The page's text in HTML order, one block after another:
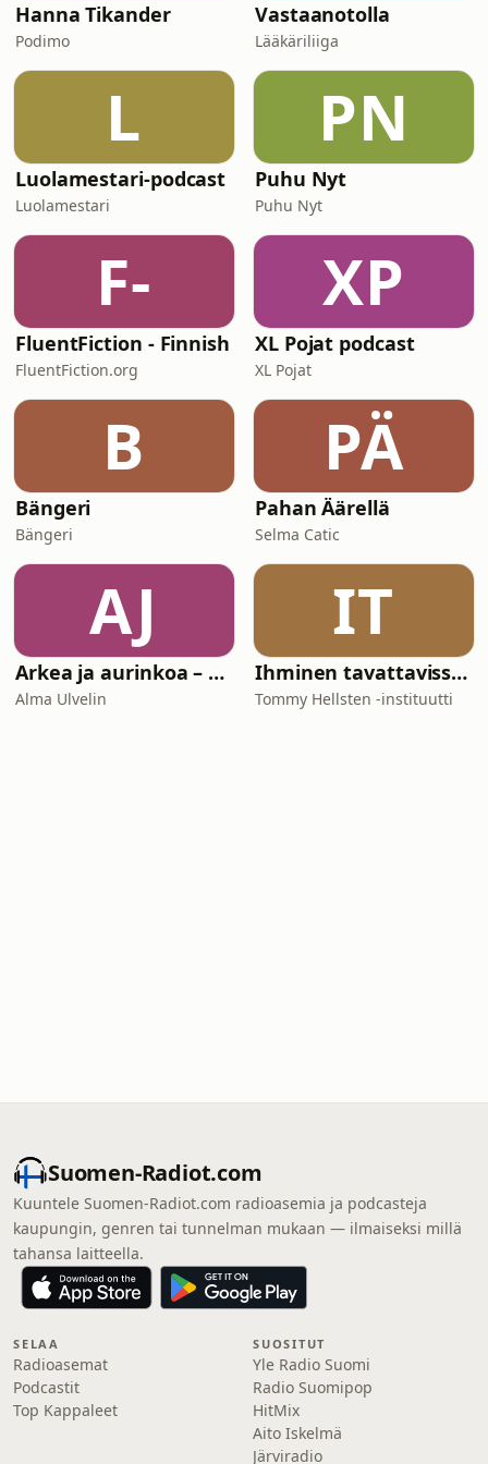
Hanna Tikander
Podimo
Vastaanotolla
Lääkäriliiga
L
Luolamestari-podcast
Luolamestari
PN
Puhu Nyt
Puhu Nyt
F-
FluentFiction - Finnish
FluentFiction.org
XP
XL Pojat podcast
XL Pojat
B
Bängeri
Bängeri
PÄ
Pahan Äärellä
Selma Catic
AJ
Arkea ja aurinkoa – podcast Espanjasta
Alma Ulvelin
IT
Ihminen tavattavissa | Tommy Hellsten -instituutti
Tommy Hellsten -instituutti
Suomen-Radiot.com
Kuuntele Suomen-Radiot.com radioasemia ja podcasteja
kaupungin, genren tai tunnelman mukaan — ilmaiseksi millä
tahansa laitteella.
SELAA
Radioasemat
Podcastit
Top Kappaleet
SUOSITUT
Yle Radio Suomi
Radio Suomipop
HitMix
Aito Iskelmä
Järviradio